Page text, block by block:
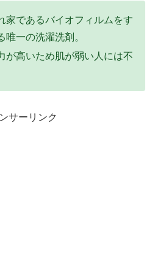
家であるバイオフィルムをす
唯一の洗濯洗剤。
が高いため肌が弱い人には不
サーリンク